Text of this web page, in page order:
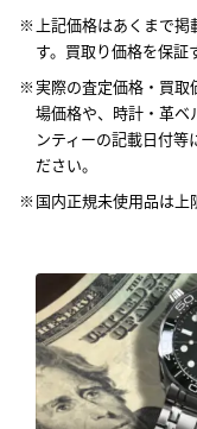
上記価格はあくまで
す。買取り価格を保証
実際の査定価格・買
場価格や、時計・革ベ
ンティーの記載日付等
ださい。
国内正規未使用品は上